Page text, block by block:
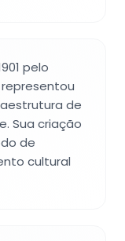
pelo
de
Sua criação
de
cultural